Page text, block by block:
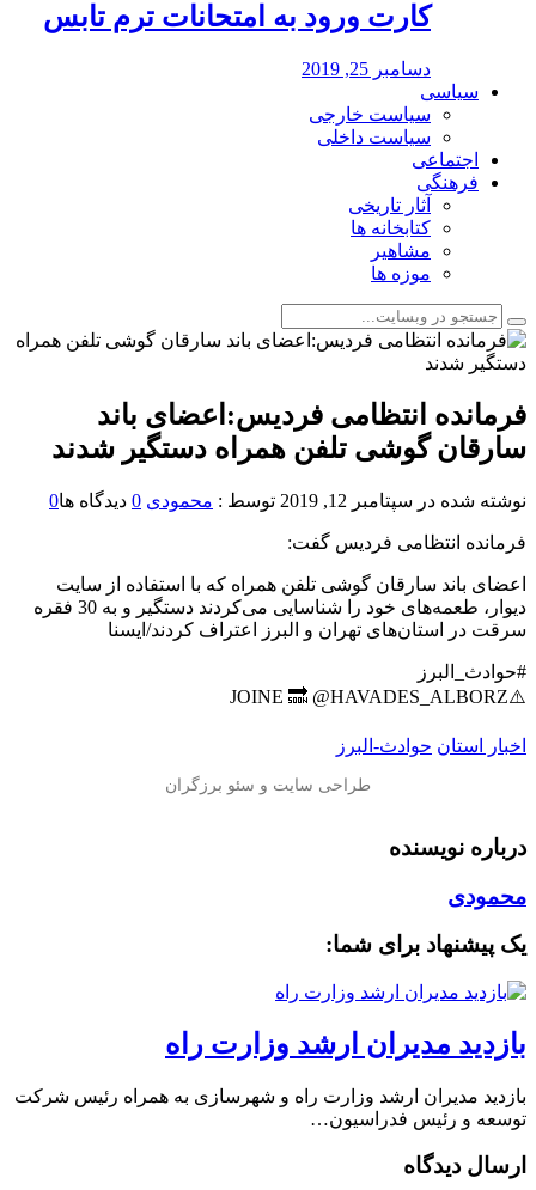
کارت ورود به امتحانات ترم تابس
دسامبر 25, 2019
سیاسی
سیاست خارجی
سیاست داخلی
اجتماعی
فرهنگی
آثار تاریخی
کتابخانه ها
مشاهیر
موزه ها
فرمانده انتظامی فردیس:اعضای باند
سارقان گوشی تلفن همراه دستگیر شدند
نوشته شده در سپتامبر 12, 2019 توسط : محمودی 0 دیدگاه ها0
فرمانده انتظامی فردیس گفت:
اعضای باند سارقان گوشی تلفن همراه که با استفاده از سایت
دیوار، طعمه‌های خود را شناسایی می‌کردند دستگیر و به 30 فقره
سرقت در استان‌های تهران و البرز اعتراف کردند/ایسنا
#حوادث_البرز
⚠️JOINE 🔜 @HAVADES_ALBORZ
اخبار استان حوادث-البرز
درباره نویسنده
محمودی
یک پیشنهاد برای شما:
بازدید مدیران ارشد وزارت راه
بازدید مدیران ارشد وزارت راه و شهرسازی به همراه رئیس شرکت
توسعه و رئیس فدراسیون…
ارسال دیدگاه